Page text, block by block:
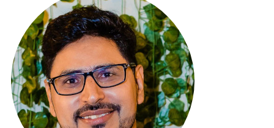
ПОДАТЬ РУКОПИСЬ
БАЗА ЗНАНИЙ
КЛЮЧЕВЫЕ СЛОВА
Регистрация